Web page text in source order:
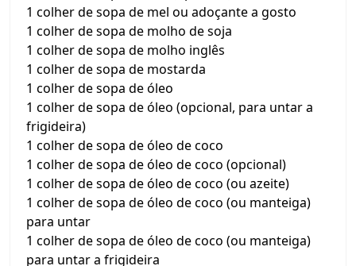
1 colher de sopa de mel ou adoçante a gosto
1 colher de sopa de molho de soja
1 colher de sopa de molho inglês
1 colher de sopa de mostarda
1 colher de sopa de óleo
1 colher de sopa de óleo (opcional, para untar a
frigideira)
1 colher de sopa de óleo de coco
1 colher de sopa de óleo de coco (opcional)
1 colher de sopa de óleo de coco (ou azeite)
1 colher de sopa de óleo de coco (ou manteiga)
para untar
1 colher de sopa de óleo de coco (ou manteiga)
para untar a frigideira